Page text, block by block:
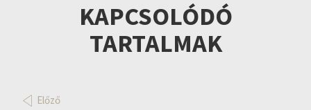
KAPCSOLÓDÓ
TARTALMAK
Előző